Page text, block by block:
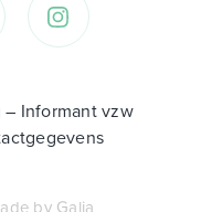
Informant vzw